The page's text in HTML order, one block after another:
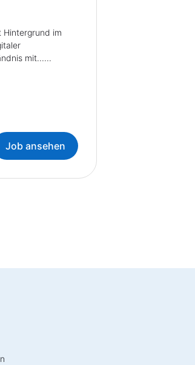
Hintergrund im
mit......
Job ansehen